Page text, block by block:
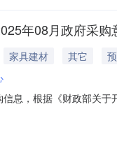
年08月政府采购
家具建材 其它
息，根据《财政部关
桌椅更新；需满足的要